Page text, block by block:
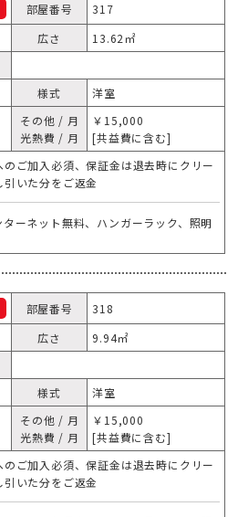
部屋番号
317
広さ
13.62㎡
様式
洋室
その他 / 月
光熱費 / 月
￥15,000
[共益費に含む]
のご加入必須、保証金は退去時にクリー
いた分をご返金
ーネット無料、ハンガーラック、照明
部屋番号
318
広さ
9.94㎡
様式
洋室
その他 / 月
光熱費 / 月
￥15,000
[共益費に含む]
のご加入必須、保証金は退去時にクリー
いた分をご返金